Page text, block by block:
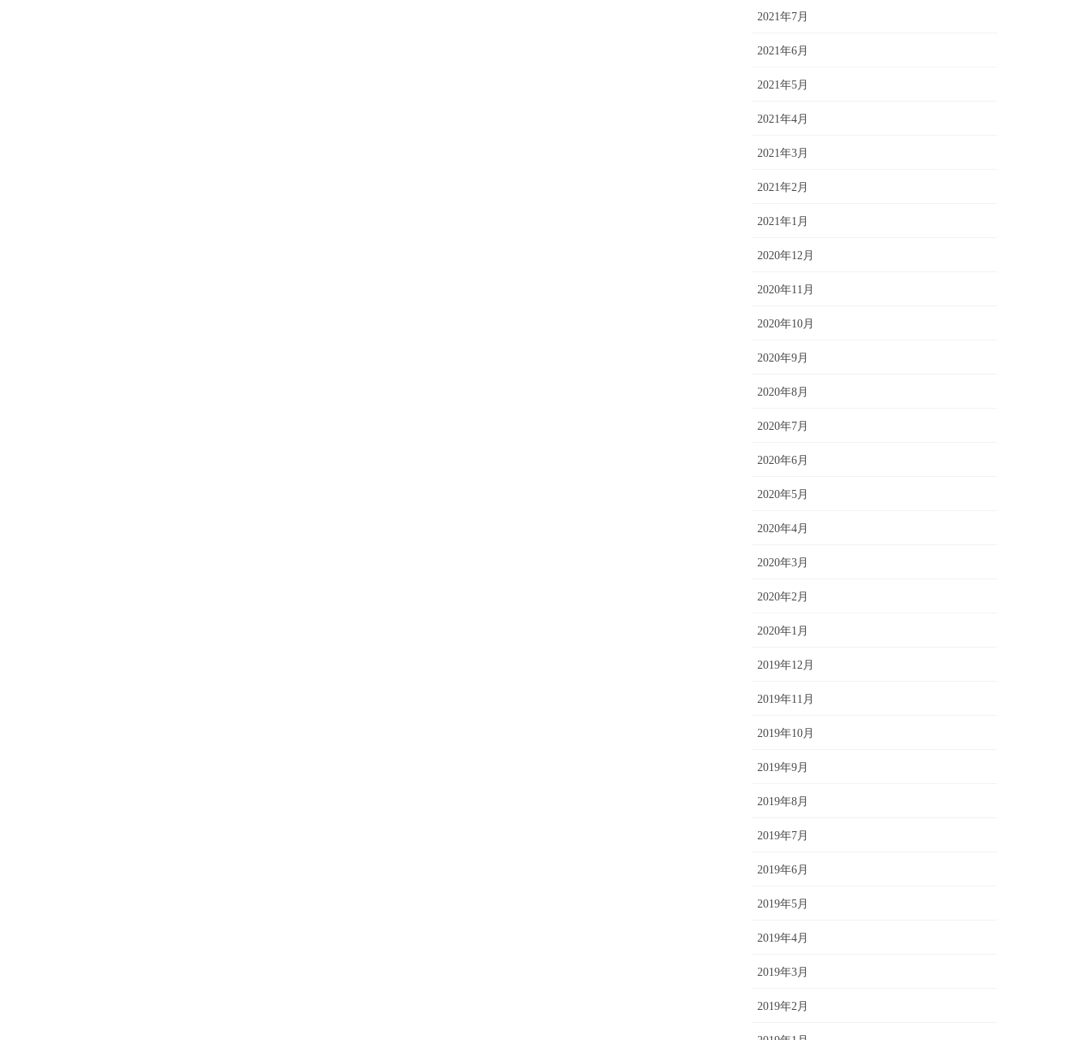
2021年7月
2021年6月
2021年5月
2021年4月
2021年3月
2021年2月
2021年1月
2020年12月
2020年11月
2020年10月
2020年9月
2020年8月
2020年7月
2020年6月
2020年5月
2020年4月
2020年3月
2020年2月
2020年1月
2019年12月
2019年11月
2019年10月
2019年9月
2019年8月
2019年7月
2019年6月
2019年5月
2019年4月
2019年3月
2019年2月